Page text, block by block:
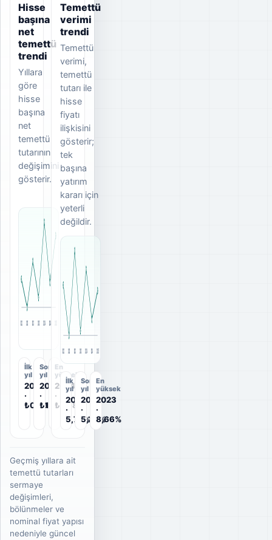
Hisse
başına
net
temettü
trendi
Yıllara
göre
hisse
başına
net
temettü
tutarının
değişimini
gösterir.
2022 2022 2023 2023 2024 2024
İlk
yıl
2022
·
₺0,79
Son
yıl
2025
·
₺1,70
En
yüksek
2024
·
₺1,98
Temettü
verimi
trendi
Temettü
verimi,
temettü
tutarı ile
hisse
fiyatı
ilişkisini
gösterir;
tek
başına
yatırım
kararı için
yeterli
değildir.
2022 2022 2023 2023 2024 2024 2025
İlk
yıl
2022
·
5,75%
Son
yıl
2025
·
5,28%
En
yüksek
2023
·
8,66%
Geçmiş yıllara ait
temettü tutarları
sermaye
değişimleri,
bölünmeler ve
nominal fiyat yapısı
nedeniyle güncel